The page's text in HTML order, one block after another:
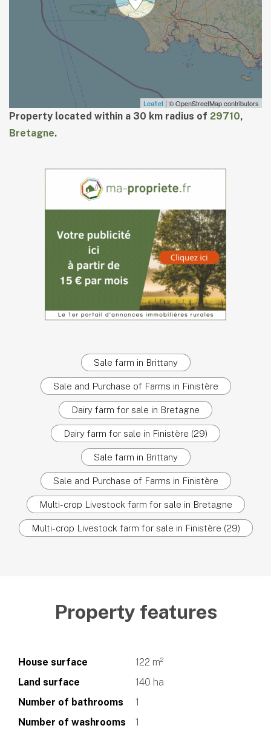
Leaflet | © OpenStreetMap contributors
Property located within a 30 km radius of 29710,
Bretagne.
Sale farm in Brittany
Sale and Purchase of Farms in Finistère
Dairy farm for sale in Bretagne
Dairy farm for sale in Finistère (29)
Sale farm in Brittany
Sale and Purchase of Farms in Finistère
Multi-crop Livestock farm for sale in Bretagne
Multi-crop Livestock farm for sale in Finistère (29)
Property features
House surface
122 m²
Land surface
140 ha
Number of bathrooms
1
Number of washrooms
1